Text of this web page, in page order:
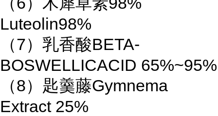
Luteolin98%
（7）乳香酸BETA-
BOSWELLICACID 65%~95%
（8）匙羹藤Gymnema
Extract 25%